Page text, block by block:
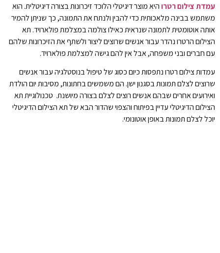
עמדת צילום רטרוהיא מוצר דיגיטלי הלוכד זיכרונות בצורה דיגיטלית. הוא
משתמש בבינה מלאכותית כדי להבין ולנתח את התמונה, כך שניתן להמיר
אותה אוטומטית לתמונה שנראית כאילו צולמה במצלמת פולארויד. תא
הצילום הרטרו נהדר עבור אנשים שרוצים ליצור ולשתף את הזיכרונות שלהם
עם חברים ובני משפחה, אבל אין להם גישה למצלמת פולארויד.
עמדות צילום רטרו נתפסות כיום כסוג של טיפול בנוסטלגיה עבור אנשים
שרוצים לצלם תמונות בסגנון ישן. הם משמשים בחתונות, מסיבות יום הולדת
ואירועים אחרים שבהם אנשים רוצים לצלם בצורה מיושנת. טכנולוגיית תא
הצילום הדיגיטלי עדיין בפיתוח והצפוי שהדור הבא של תא הצילום הדיגיטלי
יוכל לצלם תמונות באופן אוטונומי.